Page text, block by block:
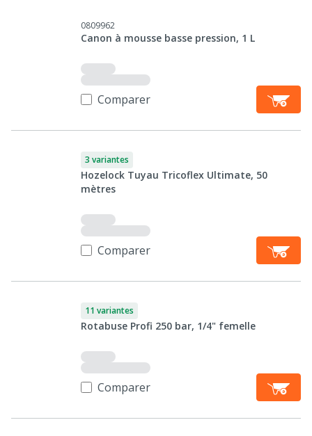
0809962
Canon à mousse basse pression, 1 L
Comparer
3 variantes
Hozelock Tuyau Tricoflex Ultimate, 50
mètres
Comparer
11 variantes
Rotabuse Profi 250 bar, 1/4" femelle
Comparer